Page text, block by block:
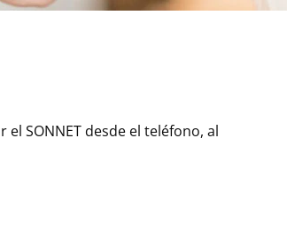
SONNET desde el teléfono, al